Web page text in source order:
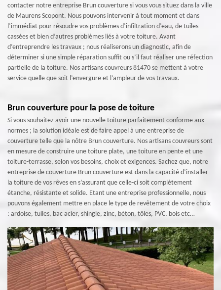
contacter notre entreprise Brun couverture si vous vous situez dans la ville
de Maurens Scopont. Nous pouvons intervenir à tout moment et dans
l’immédiat pour résoudre vos problèmes d’infiltration d’eau, de tuiles
cassées et bien d’autres problèmes liés à votre toiture. Avant
d’entreprendre les travaux ; nous réaliserons un diagnostic, afin de
déterminer si une simple réparation suffit ou s’il faut réaliser une réfection
partielle de la toiture. Nos artisans couvreurs 81470 se mettent à votre
service quelle que soit l’envergure et l’ampleur de vos travaux.
Brun couverture pour la pose de toiture
Si vous souhaitez avoir une nouvelle toiture parfaitement conforme aux
normes ; la solution idéale est de faire appel à une entreprise de
couverture telle que la nôtre Brun couverture. Nos artisans couvreurs sont
en mesure de construire une toiture plate, une toiture en pente et une
toiture-terrasse, selon vos besoins, choix et exigences. Sachez que, notre
entreprise de couverture Brun couverture est dans la capacité d’installer
la toiture de vos rêves en s’assurant que celle-ci soit complètement
étanche, résistante et solide. Etant une entreprise professionnelle, nous
pouvons également mettre en place le type de revêtement de votre choix
: ardoise, tuiles, bac acier, shingle, zinc, béton, tôles, PVC, bois etc…